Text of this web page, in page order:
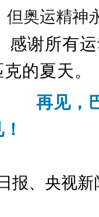
但奥运精神
感谢所有
的夏天。
再见，
报、央视